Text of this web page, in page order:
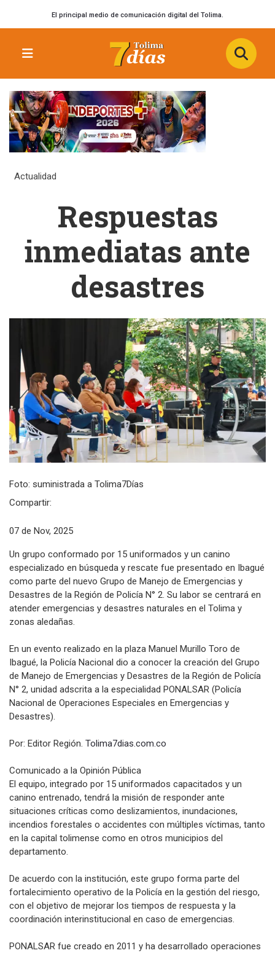
El principal medio de comunicación digital del Tolima.
Actualidad
Respuestas
inmediatas ante
desastres
Foto: suministrada a Tolima7Días
Compartir:
07 de Nov, 2025
Un grupo conformado por 15 uniformados y un canino
especializado en búsqueda y rescate fue presentado en Ibagué
como parte del nuevo Grupo de Manejo de Emergencias y
Desastres de la Región de Policía N° 2. Su labor se centrará en
atender emergencias y desastres naturales en el Tolima y
zonas aledañas.
En un evento realizado en la plaza Manuel Murillo Toro de
Ibagué, la Policía Nacional dio a conocer la creación del Grupo
de Manejo de Emergencias y Desastres de la Región de Policía
N° 2, unidad adscrita a la especialidad PONALSAR (Policía
Nacional de Operaciones Especiales en Emergencias y
Desastres).
Por: Editor Región. Tolima7dias.com.co
Comunicado a la Opinión Pública
El equipo, integrado por 15 uniformados capacitados y un
canino entrenado, tendrá la misión de responder ante
situaciones críticas como deslizamientos, inundaciones,
incendios forestales o accidentes con múltiples víctimas, tanto
en la capital tolimense como en otros municipios del
departamento.
De acuerdo con la institución, este grupo forma parte del
fortalecimiento operativo de la Policía en la gestión del riesgo,
con el objetivo de mejorar los tiempos de respuesta y la
coordinación interinstitucional en caso de emergencias.
PONALSAR fue creado en 2011 y ha desarrollado operaciones